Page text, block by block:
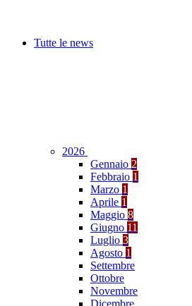
Tutte le news
2026
Gennaio 2
Febbraio 1
Marzo 1
Aprile 1
Maggio 8
Giugno 11
Luglio 3
Agosto 1
Settembre
Ottobre
Novembre